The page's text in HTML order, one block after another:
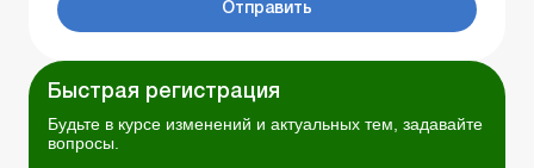
Отправить
Быстрая регистрация
Будьте в курсе изменений и актуальных тем, задавайте
вопросы.